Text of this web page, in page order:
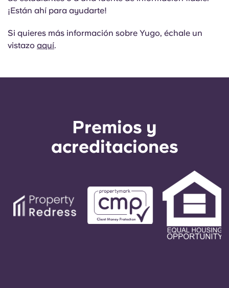
¡Están ahí para ayudarte!
Si quieres más información sobre Yugo, échale un
vistazo aquí.
Premios y
acreditaciones